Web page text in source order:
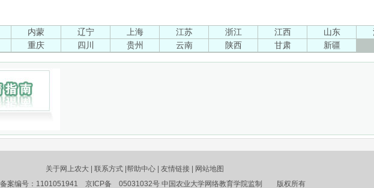
内蒙 辽宁 上海 江苏 浙江 江西 山东
重庆
四川 贵州 云南 陕西 甘肃 新疆